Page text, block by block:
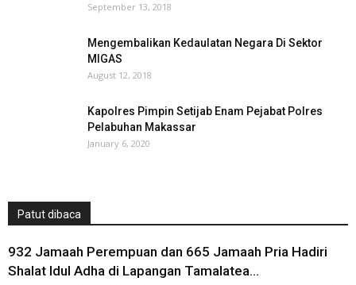
September 13, 2018
Mengembalikan Kedaulatan Negara Di Sektor
MIGAS
August 12, 2018
Kapolres Pimpin Setijab Enam Pejabat Polres
Pelabuhan Makassar
January 6, 2020
Patut dibaca
932 Jamaah Perempuan dan 665 Jamaah Pria Hadiri
Shalat Idul Adha di Lapangan Tamalatea...